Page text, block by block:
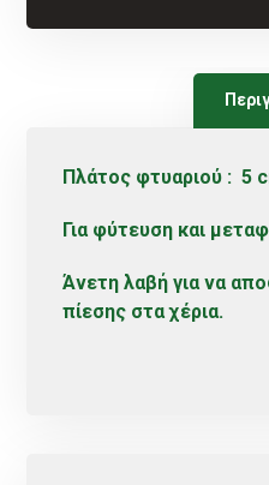
Πλάτος φτυαριού : 5
Για φύτευση και
Άνετη λαβή για να
πίεσης στα χέρια.